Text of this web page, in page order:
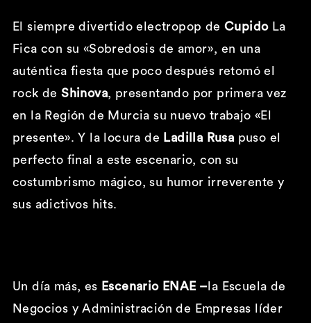
El siempre divertido electropop de Cupido La
Fica con su «Sobredosis de amor», en una
auténtica fiesta que poco después retomó el
rock deShinova, presentando por primera vez
en la Región de Murcia su nuevo trabajo «El
presente». Y la locura de Ladilla Rusa puso el
perfecto final a este escenario, con su
costumbrismo mágico, su humor irreverente y
sus adictivos hits.
Un día más, es Escenario ENAE – la Escuela de
Negocios y Administración de Empresas líder